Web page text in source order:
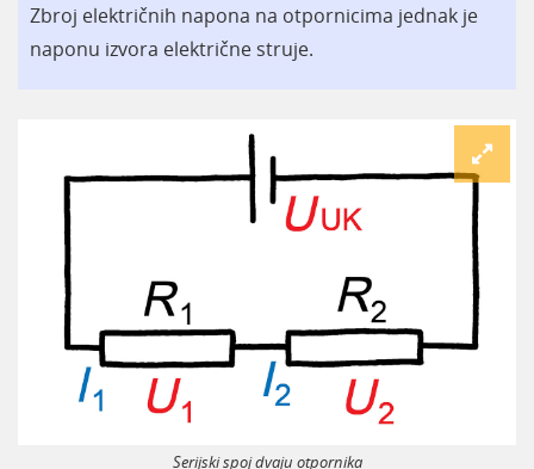
Zbroj električnih napona na otpornicima jednak je
naponu izvora električne struje.
Serijski spoj dvaju otpornika